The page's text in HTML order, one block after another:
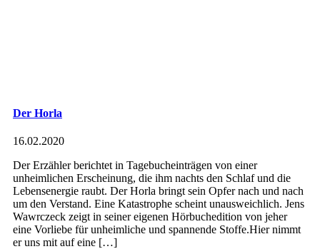
Der Horla
16.02.2020
Der Erzähler berichtet in Tagebucheinträgen von einer
unheimlichen Erscheinung, die ihm nachts den Schlaf und die
Lebensenergie raubt. Der Horla bringt sein Opfer nach und nach
um den Verstand. Eine Katastrophe scheint unausweichlich. Jens
Wawrczeck zeigt in seiner eigenen Hörbuchedition von jeher
eine Vorliebe für unheimliche und spannende Stoffe.Hier nimmt
er uns mit auf eine […]